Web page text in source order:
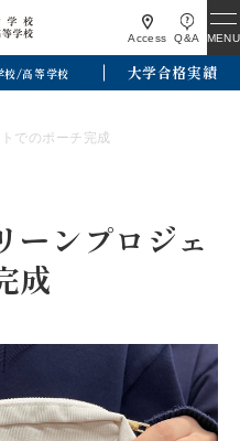
Access Q&A MENU
校/高等学校 大学合格実績
でのポーチ完成
ンプロジェ
成